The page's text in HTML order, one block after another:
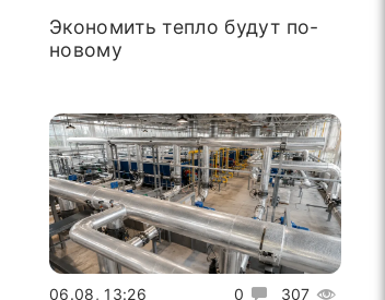
Экономить тепло будут по-
новому
0 307
06.08, 13:26